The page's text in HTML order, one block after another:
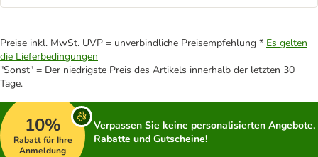
Preise inkl. MwSt. UVP = unverbindliche Preisempfehlung * Es gelten
die Lieferbedingungen
"Sonst" = Der niedrigste Preis des Artikels innerhalb der letzten 30
Tage.
10%
Rabatt für Ihre
Anmeldung
Verpassen Sie keine personalisierten Angebote,
Rabatte und Gutscheine!